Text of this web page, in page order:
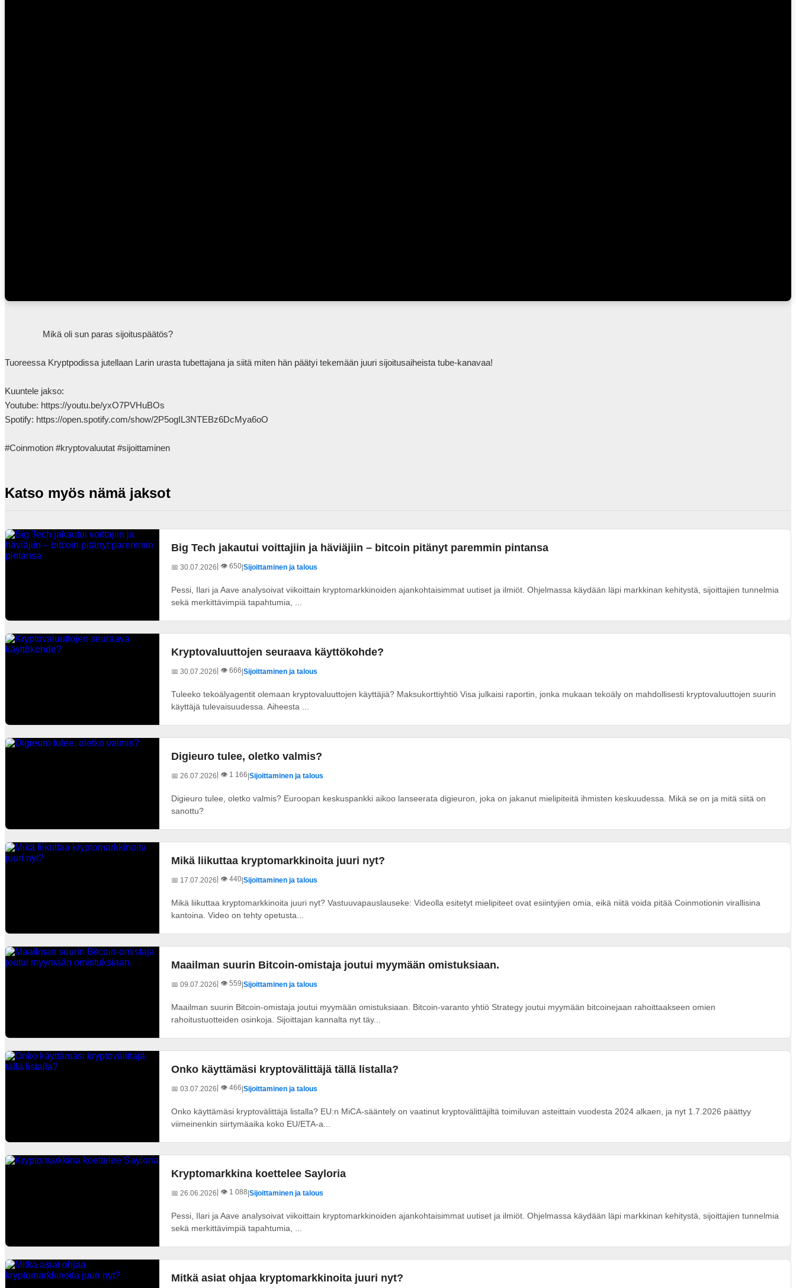
Tuoreessa Kryptpodissa jutellaan Larin urasta tubettajana ja siitä miten hän päätyi tekemään juuri sijoitusaiheista tube-kanavaa!
Kuuntele jakso:
Youtube: https://youtu.be/yxO7PVHuBOs
Spotify: https://open.spotify.com/show/2P5ogIL3NTEBz6DcMya6oO
#Coinmotion #kryptovaluutat #sijoittaminen
Katso myös nämä jaksot
Big Tech jakautui voittajiin ja häviäjiin – bitcoin pitänyt paremmin pintansa
📅 30.07.2026 | 👁️ 650|Sijoittaminen ja talous
Pessi, Ilari ja Aave analysoivat viikoittain kryptomarkkinoiden ajankohtaisimmat uutiset ja ilmiöt. Ohjelmassa käydään läpi markkinan kehitystä, sijoittajien tunnelmia
sekä merkittävimpiä tapahtumia, ...
Kryptovaluuttojen seuraava käyttökohde?
📅 30.07.2026 | 👁️ 666|Sijoittaminen ja talous
Tuleeko tekoälyagentit olemaan kryptovaluuttojen käyttäjiä? Maksukorttiyhtiö Visa julkaisi raportin, jonka mukaan tekoäly on mahdollisesti kryptovaluuttojen suurin
käyttäjä tulevaisuudessa. Aiheesta ...
Digieuro tulee, oletko valmis?
📅 26.07.2026 | 👁️ 1 166|Sijoittaminen ja talous
Digieuro tulee, oletko valmis? Euroopan keskuspankki aikoo lanseerata digieuron, joka on jakanut mielipiteitä ihmisten keskuudessa. Mikä se on ja mitä siitä on
sanottu?
Mikä liikuttaa kryptomarkkinoita juuri nyt?
📅 17.07.2026 | 👁️ 440|Sijoittaminen ja talous
Mikä liikuttaa kryptomarkkinoita juuri nyt? Vastuuvapauslauseke: Videolla esitetyt mielipiteet ovat esiintyjien omia, eikä niitä voida pitää Coinmotionin virallisina
kantoina. Video on tehty opetusta...
Maailman suurin Bitcoin-omistaja joutui myymään omistuksiaan.
📅 09.07.2026 | 👁️ 559|Sijoittaminen ja talous
Maailman suurin Bitcoin-omistaja joutui myymään omistuksiaan. Bitcoin-varanto yhtiö Strategy joutui myymään bitcoinejaan rahoittaakseen omien
rahoitustuotteiden osinkoja. Sijoittajan kannalta nyt täy...
Onko käyttämäsi kryptovälittäjä tällä listalla?
📅 03.07.2026 | 👁️ 466|Sijoittaminen ja talous
Onko käyttämäsi kryptovälittäjä listalla? EU:n MiCA-sääntely on vaatinut kryptovälittäjiltä toimiluvan asteittain vuodesta 2024 alkaen, ja nyt 1.7.2026 päättyy
viimeinenkin siirtymäaika koko EU/ETA-a...
Kryptomarkkina koettelee Sayloria
📅 26.06.2026 | 👁️ 1 088|Sijoittaminen ja talous
Pessi, Ilari ja Aave analysoivat viikoittain kryptomarkkinoiden ajankohtaisimmat uutiset ja ilmiöt. Ohjelmassa käydään läpi markkinan kehitystä, sijoittajien tunnelmia
sekä merkittävimpiä tapahtumia, ...
Mitkä asiat ohjaa kryptomarkkinoita juuri nyt?